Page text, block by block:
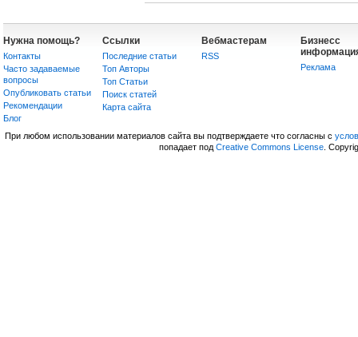
Нужна помощь?
Контакты
Часто задаваемые
вопросы
Опубликовать статьи
Рекомендации
Блог
Ссылки
Последние статьи
Топ Авторы
Топ Статьи
Поиск статей
Карта сайта
Вебмастерам
RSS
Бизнесс
Реклама
При любом использовании материалов сайта вы подтверждаете что согласны с
попадает под Creative Commons License.